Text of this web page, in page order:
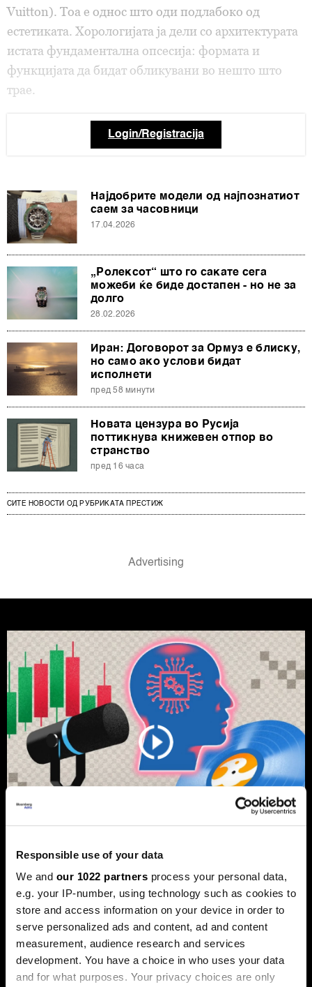
Responsible use of your data
We and our 1022 partners process your personal data,
e.g. your IP-number, using technology such as cookies to
store and access information on your device in order to
serve personalized ads and content, ad and content
measurement, audience research and services
development. You have a choice in who uses your data
and for what purposes. Your privacy choices are only
Vuitton). Тоа е однос што оди подлабоко од
естетиката. Хорологијата ја дели со архитектурата
истата фундаментална опсесија: формата и
функцијата да бидат обликувани во нешто што
трае.
Login/Registracija
Најдобрите модели од најпознатиот
саем за часовници
17.04.2026
„Ролексот“ што го сакате сега
можеби ќе биде достапен - но не за
долго
28.02.2026
Иран: Договорот за Ормуз е блиску,
но само ако услови бидат
исполнети
пред 58 минути
Новата цензура во Русија
поттикнува книжевен отпор во
странство
пред 16 часа
СИТЕ НОВОСТИ ОД РУБРИКАТА ПРЕСТИЖ
Од Џастин Бибер до Санремо:
Како вашата омилена песна може
да стане инвестиција
попрофитабилна од
недвижнините
Во последните неколку години, музичките права
станаа сè попопуларна форма на инвестирање.